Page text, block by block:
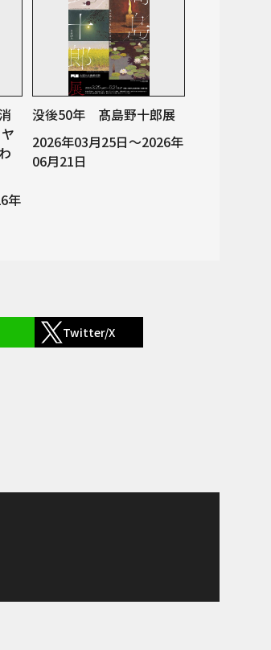
年
没後50年 髙島野十郎展
2026年03月25日～2026年
06月21日
Twitter/X